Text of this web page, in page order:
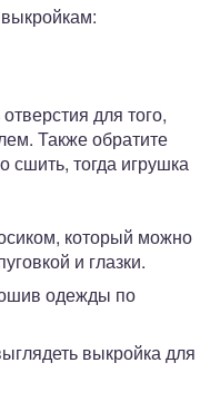
для того,
Также обратите
сшить, тогда игрушка
который можно
и глазки.
одежды по
выкройка для